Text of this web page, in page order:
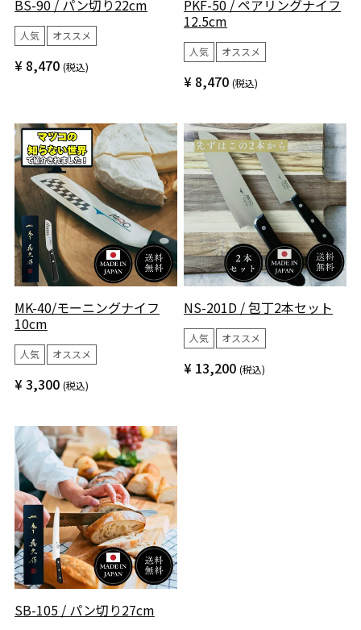
BS-90 / パン切り22cm
人気 オススメ
¥ 8,470 税込
PKF-50 / ペアリングナイフ
12.5cm
人気 オススメ
¥ 8,470 税込
MK-40/モーニングナイフ
10cm
人気 オススメ
¥ 3,300 税込
NS-201D / 包丁2本セット
人気 オススメ
¥ 13,200 税込
SB-105 / パン切り27cm